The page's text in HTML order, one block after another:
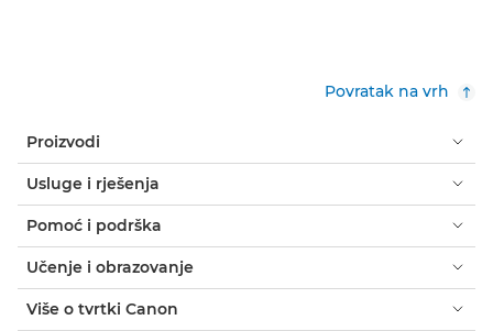
Povratak na vrh
Proizvodi
Usluge i rješenja
Pomoć i podrška
Učenje i obrazovanje
Više o tvrtki Canon